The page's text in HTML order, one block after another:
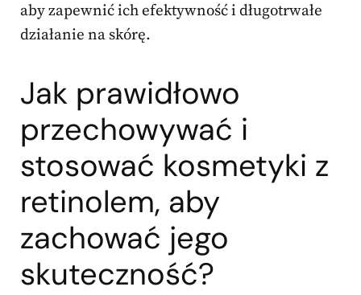
aby zapewnić ich efektywność i długotrwałe
działanie na skórę.
Jak prawidłowo
przechowywać i
stosować kosmetyki z
retinolem, aby
zachować jego
skuteczność?